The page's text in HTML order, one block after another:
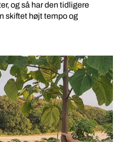
og så har den tidligere
skiftet højt tempo og